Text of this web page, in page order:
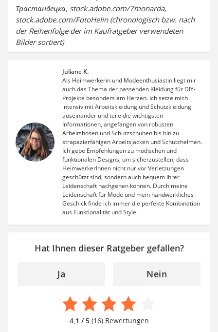
Трастандецка, stock.adobe.com/7monarda,
stock.adobe.com/FotoHelin (chronologisch bzw. nach
der Reihenfolge der im Kaufratgeber verwendeten
Bilder sortiert)
Juliane K.
Als Heimwerkerin und Modeenthusiastin liegt mir
auch das Thema der passenden Kleidung für DIY-
Projekte besonders am Herzen. Ich setze mich
intensiv mit Arbeitskleidung und Schutzkleidung
auseinander und teile die wichtigsten
Informationen, angefangen von robusten
Arbeitshosen und Schutzschuhen bis hin zu
strapazierfähigen Arbeitsjacken und Schutzhelmen.
Ich gebe Empfehlungen zu modischen und
funktionalen Designs, um sicherzustellen, dass
HeimwerkerInnen nicht nur vor Verletzungen
geschützt sind, sondern auch bequem Ihrer
Leidenschaft nachgehen können. Durch meine
Leidenschaft für Mode und mein handwerkliches
Geschick finde ich immer die perfekte Kombination
aus Funktionalität und Style.
Hat Ihnen dieser Ratgeber gefallen?
Ja Nein
4,1 / 5(16) Bewertungen